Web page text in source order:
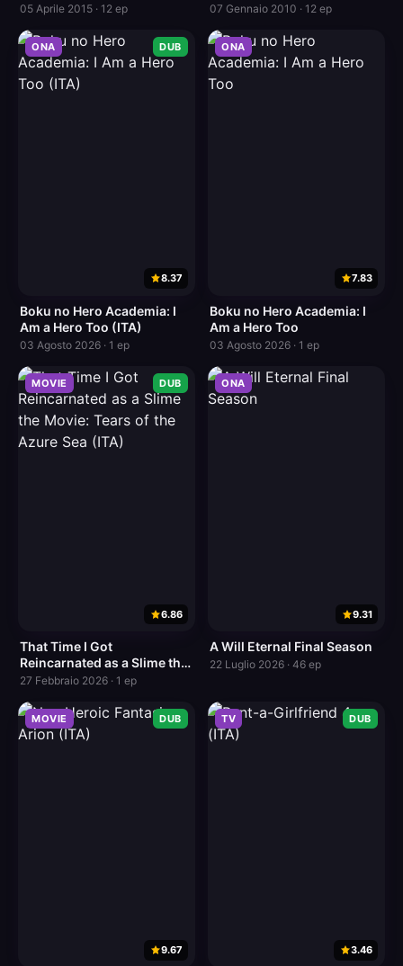
05 Aprile 2015 · 12 ep 07 Gennaio 2010 · 12 ep
ONA DUB
8.37
Boku no Hero Academia: I
Am a Hero Too (ITA)
03 Agosto 2026 · 1 ep
ONA
7.83
Boku no Hero Academia: I
Am a Hero Too
03 Agosto 2026 · 1 ep
MOVIE DUB
6.86
That Time I Got
Reincarnated as a Slime the
Movie: Tears of the Azure
27 Febbraio 2026 · 1 ep
ONA
9.31
A Will Eternal Final Season
22 Luglio 2026 · 46 ep
MOVIE DUB
9.67
TV DUB
3.46